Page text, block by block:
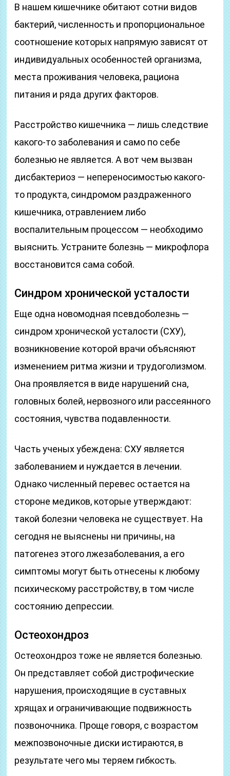
В нашем кишечнике обитают сотни видов
бактерий, численность и пропорциональное
соотношение которых напрямую зависят от
индивидуальных особенностей организма,
места проживания человека, рациона
питания и ряда других факторов.
Расстройство кишечника — лишь следствие
какого-то заболевания и само по себе
болезнью не является. А вот чем вызван
дисбактериоз — непереносимостью какого-
то продукта, синдромом раздраженного
кишечника, отравлением либо
воспалительным процессом — необходимо
выяснить. Устраните болезнь — микрофлора
восстановится сама собой.
Синдром хронической усталости
Еще одна новомодная псевдоболезнь —
синдром хронической усталости (СХУ),
возникновение которой врачи объясняют
изменением ритма жизни и трудоголизмом.
Она проявляется в виде нарушений сна,
головных болей, нервозного или рассеянного
состояния, чувства подавленности.
Часть ученых убеждена: СХУ является
заболеванием и нуждается в лечении.
Однако численный перевес остается на
стороне медиков, которые утверждают:
такой болезни человека не существует. На
сегодня не выяснены ни причины, на
патогенез этого лжезаболевания, а его
симптомы могут быть отнесены к любому
психическому расстройству, в том числе
состоянию депрессии.
Остеохондроз
Остеохондроз тоже не является болезнью.
Он представляет собой дистрофические
нарушения, происходящие в суставных
хрящах и ограничивающие подвижность
позвоночника. Проще говоря, с возрастом
межпозвоночные диски истираются, в
результате чего мы теряем гибкость.